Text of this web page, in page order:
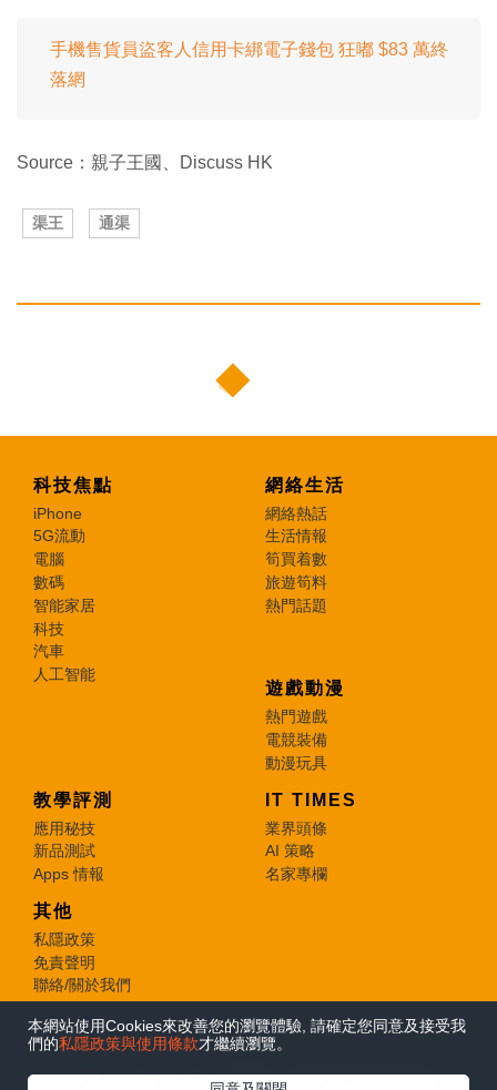
本網站使用Cookies來改善您的瀏覽體驗, 請確定您同意及接受我
們的私隱政策與使用條款才繼續瀏覽。
手機售貨員盜客人信用卡綁電子錢包 狂嘟 $83 萬終
落網
Source：親子王國、Discuss HK
渠王 通渠
科技焦點
iPhone
5G流動
電腦
數碼
智能家居
科技
汽車
人工智能
網絡生活
網絡熱話
生活情報
筍買着數
旅遊筍料
熱門話題
遊戲動漫
熱門遊戲
電競裝備
動漫玩具
教學評測
應用秘技
新品測試
Apps 情報
IT TIMES
業界頭條
AI 策略
名家專欄
其他
私隱政策
免責聲明
聯絡/關於我們
© 2026 e-zone. All Rights Reserved.